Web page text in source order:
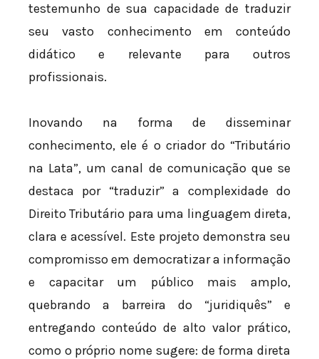
testemunho de sua capacidade de traduzir
seu vasto conhecimento em conteúdo
didático e relevante para outros
profissionais.
Inovando na forma de disseminar
conhecimento, ele é o criador do “Tributário
na Lata”, um canal de comunicação que se
destaca por “traduzir” a complexidade do
Direito Tributário para uma linguagem direta,
clara e acessível. Este projeto demonstra seu
compromisso em democratizar a informação
e capacitar um público mais amplo,
quebrando a barreira do “juridiquês” e
entregando conteúdo de alto valor prático,
como o próprio nome sugere: de forma direta